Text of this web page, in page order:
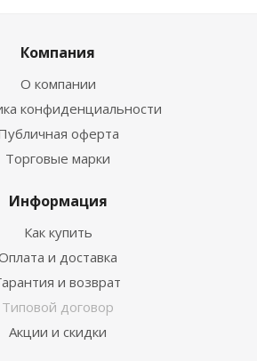
Компания
О компании
конфиденциальности
оферта
Торговые марки
Информация
Как купить
и доставка
и возврат
Типовой договор
Акции и скидки